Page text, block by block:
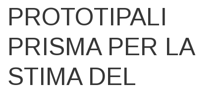
PROTOTIPALI
PRISMA PER LA
STIMA DEL